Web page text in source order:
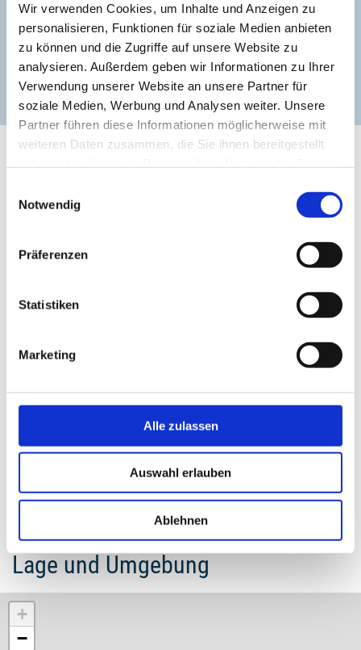
Wir verwenden Cookies, um Inhalte und Anzeigen zu
personalisieren, Funktionen für soziale Medien anbieten
zu können und die Zugriffe auf unsere Website zu
analysieren. Außerdem geben wir Informationen zu Ihrer
Verwendung unserer Website an unsere Partner für
soziale Medien, Werbung und Analysen weiter. Unsere
Partner führen diese Informationen möglicherweise mit
weiteren Daten zusammen, die Sie ihnen bereitgestellt
Notwendig
Präferenzen
Statistiken
Marketing
Alle zulassen
Auswahl erlauben
Ablehnen
+49 (0)3996 172028
zur Website
zurück
vor
keine Bildunterschrift © Jana Koch
Lage und Umgebung
+
−